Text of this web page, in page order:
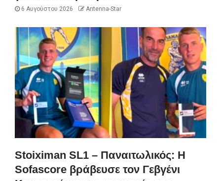
6 Αυγούστου 2026 Antenna-Star
Stoiximan SL1 – Παναιτωλικός: Η
Sofascore βράβευσε τον Γεβγένι